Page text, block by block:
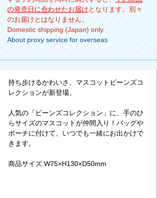
の発売日に合わせたお届けとなります。別々
のお届けとはなりません。
Domestic shipping (Japan) only.
About proxy service for overseas
持ち歩けるかわいさ、マスコットビーンズコ
レクションが新登場。
人気の「ビーンズコレクション」に、手のひ
らサイズのマスコットが仲間入り！バッグ
ポーチに付けて、いつでも一緒にお出かけで
きます。
商品サイズ:W75×H130×D50mm